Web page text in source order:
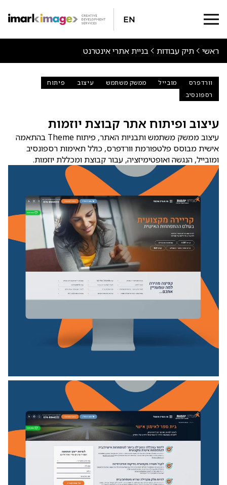
En
ראשי תיק עבודות בניית אתרי אינטרנט
וורדפרס מובייל ממשק משתמש עיצוב
פיתוח
רספונסיב
עיצוב ופיתוח אתר קבוצת יוזמות
עיצוב ממשק משתמש ותבניות האתר, פיתוח Theme בהתאמה
אישית מבוסס פלטפורמת וורדפרס, כולל תאימות רספונסיב
ומובייל, הנגשה ואופטימיזציה, עבור קבוצת ומכללת יוזמות.